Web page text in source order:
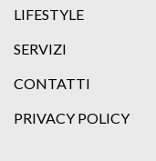
LIFESTYLE
SERVIZI
CONTATTI
PRIVACY POLICY